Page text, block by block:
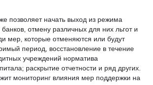
позволяет начать выход из режима
отмену различных для них льгот и
мер, которые отменяются или будут
период, восстановление в течение
учреждений норматива
раскрытие отчетности и ряд других.
мониторинг влияния мер поддержки на